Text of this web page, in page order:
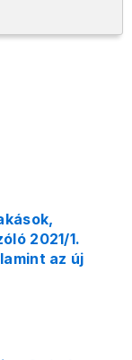
2021/1.
az új